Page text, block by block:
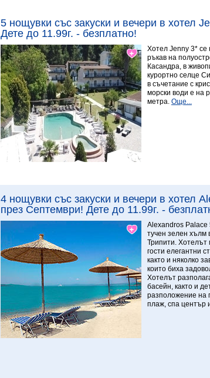
5 нощувки със закуски и вечери в хотел
Дете до 11.99г. - безплатно!
Виж повече
7.67 Отличен
Хотел Jenny 3*
ръкав на
Касандра, в
курортно селце
в съчетание с
морски води е на
метра. Още...
4 нощувки със закуски и вечери в хотел
през Септември! Дете до 11.99г. -
Alexandros
тучен зелен хълм
Трипити. Хотелът
гости елегантни
както и няколко
които биха
Хотелът
басейн, както и
разположение на
плаж, спа център